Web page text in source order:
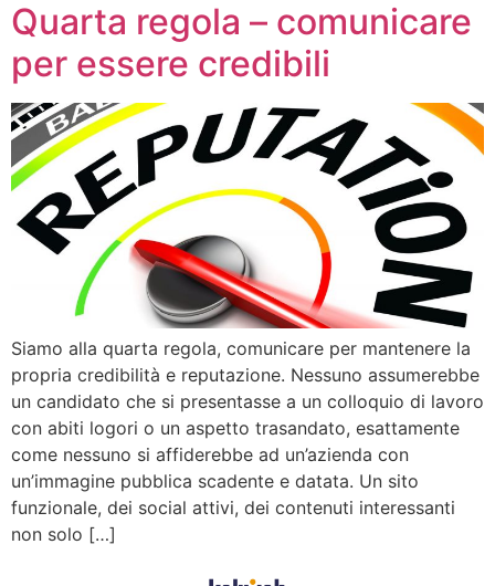
Quarta regola – comunicare
per essere credibili
Siamo alla quarta regola, comunicare per mantenere la
propria credibilità e reputazione. Nessuno assumerebbe
un candidato che si presentasse a un colloquio di lavoro
con abiti logori o un aspetto trasandato, esattamente
come nessuno si affiderebbe ad un’azienda con
un’immagine pubblica scadente e datata. Un sito
funzionale, dei social attivi, dei contenuti interessanti
non solo […]